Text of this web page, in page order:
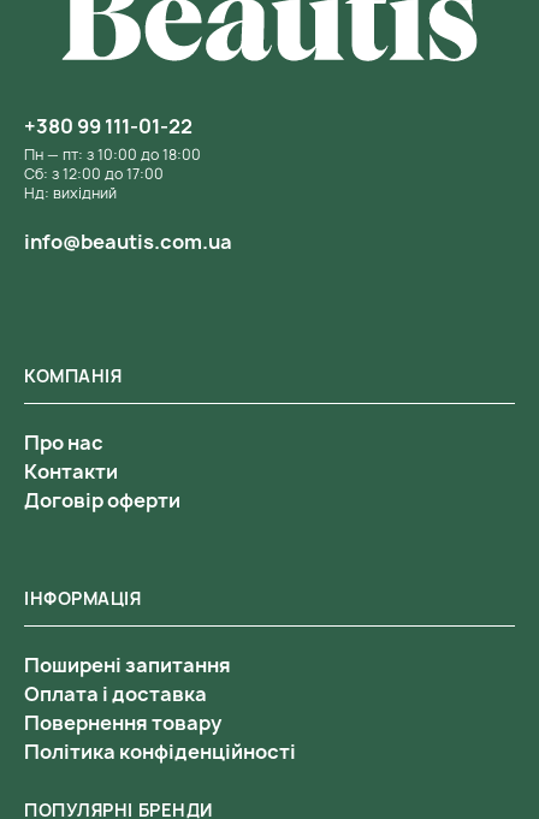
ІНФОРМАЦІЯ
Поширені запитання
Оплата і доставка
Повернення товару
Політика конфіденційності
КОМПАНІЯ
Про нас
Контакти
Договір оферти
ПОПУЛЯРНІ БРЕНДИ
+380 99 111-01-22
Пн — пт: з 10:00 до 18:00
Сб: з 12:00 до 17:00
Нд: вихідний
info@beautis.com.ua